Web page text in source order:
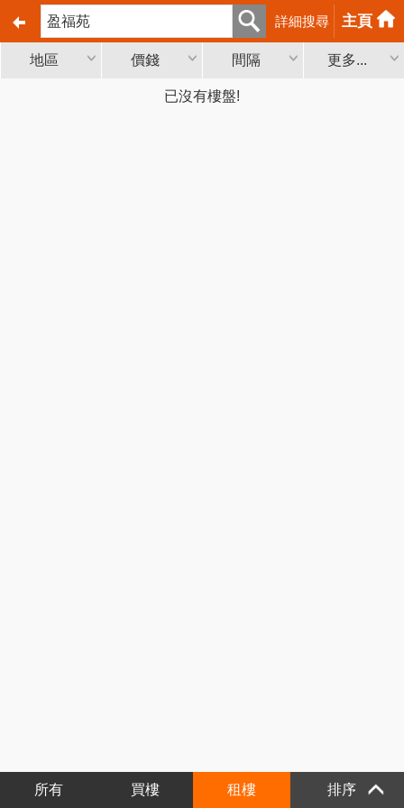
詳細搜尋 主頁
地區 價錢 間隔 更多...
已沒有樓盤!
所有 買樓 租樓 排序